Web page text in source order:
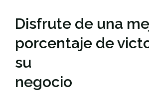
Disfrute de una
porcentaje de
su
negocio